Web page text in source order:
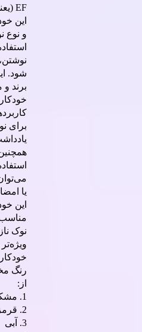
این
و نوع
شود.
برند
برای
یا
این
مناسب
نوک
رنگ
از:
1. مشکی
2. قرمز
3. آبی